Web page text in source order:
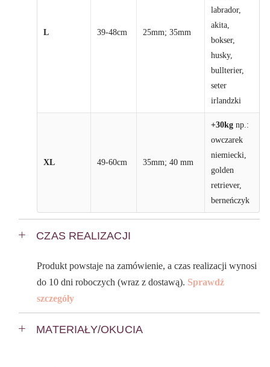
L 39-48cm 25mm; 35mm
labrador,
akita,
bokser,
husky,
bullterier,
seter
irlandzki
XL 49-60cm 35mm; 40 mm
+30kg np.:
owczarek
niemiecki,
golden
retriever,
berneńczyk
CZAS REALIZACJI
Produkt powstaje na zamówienie, a czas realizacji wynosi
do 10 dni roboczych (wraz z dostawą). Sprawdź
szczegóły
MATERIAŁY/OKUCIA